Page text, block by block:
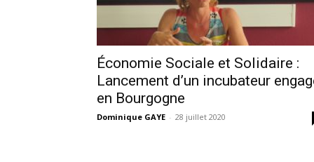
Économie Sociale et Solidaire :
Lancement d’un incubateur
en Bourgogne
Dominique GAYE - 28 juillet 2020